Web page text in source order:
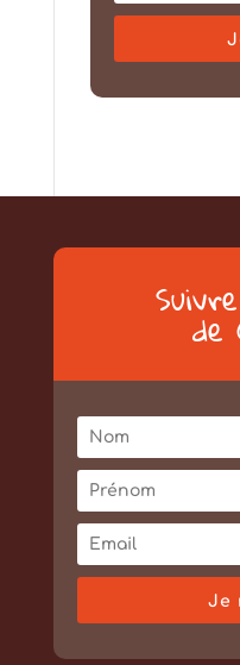
de
Je